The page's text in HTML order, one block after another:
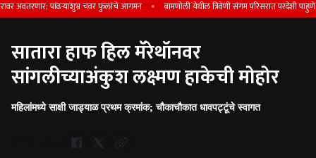
पांढऱ्याशुभ्र चवर फुलांचे आगमन बामणोली येथील त्रिवेणी संगम परिसरात परदेशी पाहुणे;
सातारा हाफ हिल मॅरेथॉनवर
सांगलीच्याअंकुश लक्ष्मण हाकेची मोहोर
महिलांमध्ये साक्षी जाड्याळ प्रथम क्रमांक; चौकाचौकात धावपट्टूंचे स्वागत